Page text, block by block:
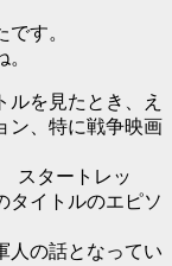
す。
ルを見たとき、え
ン、特に戦争映画
スタートレッ
タイトルのエピソ
人の話となってい